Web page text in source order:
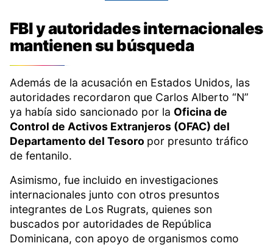
FBI y autoridades internacionales
mantienen su búsqueda
Además de la acusación en Estados Unidos, las
autoridades recordaron que Carlos Alberto “N”
ya había sido sancionado por la Oficina de
Control de Activos Extranjeros (OFAC) del
Departamento del Tesoro por presunto tráfico
de fentanilo.
Asimismo, fue incluido en investigaciones
internacionales junto con otros presuntos
integrantes de Los Rugrats, quienes son
buscados por autoridades de República
Dominicana, con apoyo de organismos como